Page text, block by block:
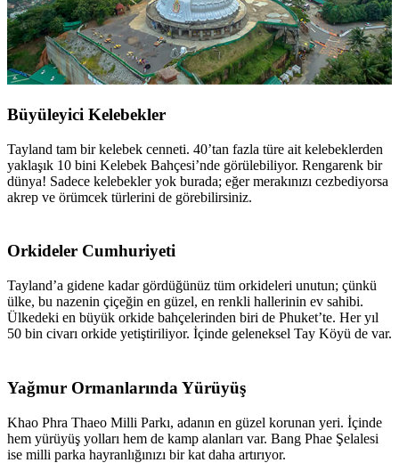
Büyüleyici Kelebekler
Tayland tam bir kelebek cenneti. 40’tan fazla türe ait kelebeklerden
yaklaşık 10 bini Kelebek Bahçesi’nde görülebiliyor. Rengarenk bir
dünya! Sadece kelebekler yok burada; eğer merakınızı cezbediyorsa
akrep ve örümcek türlerini de görebilirsiniz.
Orkideler Cumhuriyeti
Tayland’a gidene kadar gördüğünüz tüm orkideleri unutun; çünkü
ülke, bu nazenin çiçeğin en güzel, en renkli hallerinin ev sahibi.
Ülkedeki en büyük orkide bahçelerinden biri de Phuket’te. Her yıl
50 bin civarı orkide yetiştiriliyor. İçinde geleneksel Tay Köyü de var.
Yağmur Ormanlarında Yürüyüş
Khao Phra Thaeo Milli Parkı, adanın en güzel korunan yeri. İçinde
hem yürüyüş yolları hem de kamp alanları var. Bang Phae Şelalesi
ise milli parka hayranlığınızı bir kat daha artırıyor.